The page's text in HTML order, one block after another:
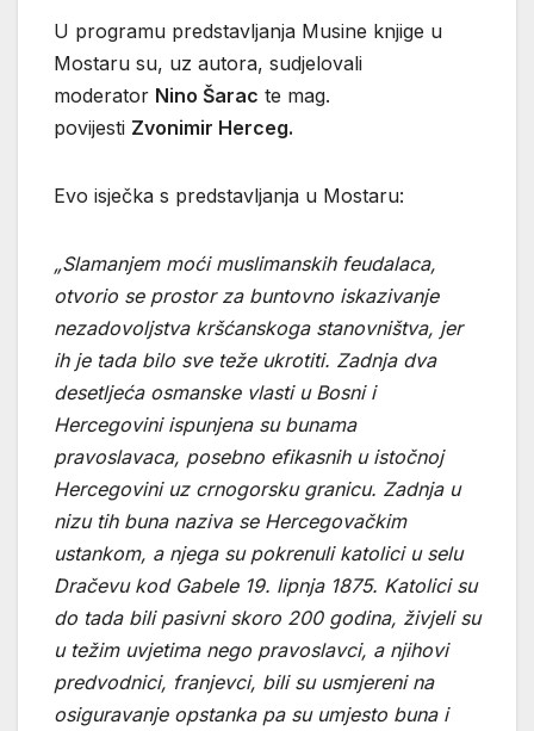
U programu predstavljanja Musine knjige u
Mostaru su, uz autora, sudjelovali
moderator Nino Šarac te mag.
povijesti Zvonimir Herceg.
Evo isječka s predstavljanja u Mostaru:
„Slamanjem moći muslimanskih feudalaca,
otvorio se prostor za buntovno iskazivanje
nezadovoljstva kršćanskoga stanovništva, jer
ih je tada bilo sve teže ukrotiti. Zadnja dva
desetljeća osmanske vlasti u Bosni i
Hercegovini ispunjena su bunama
pravoslavaca, posebno efikasnih u istočnoj
Hercegovini uz crnogorsku granicu. Zadnja u
nizu tih buna naziva se Hercegovačkim
ustankom, a njega su pokrenuli katolici u selu
Dračevu kod Gabele 19. lipnja 1875. Katolici su
do tada bili pasivni skoro 200 godina, živjeli su
u težim uvjetima nego pravoslavci, a njihovi
predvodnici, franjevci, bili su usmjereni na
osiguravanje opstanka pa su umjesto buna i